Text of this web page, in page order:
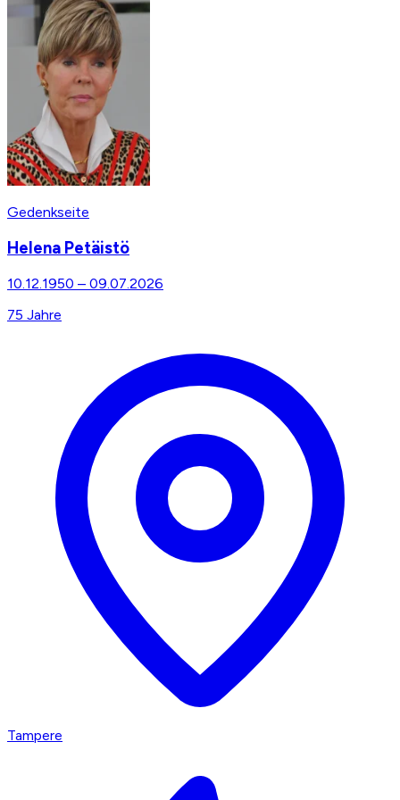
Gedenkseite
Helena Petäistö
10.12.1950 – 09.07.2026
75 Jahre
Tampere